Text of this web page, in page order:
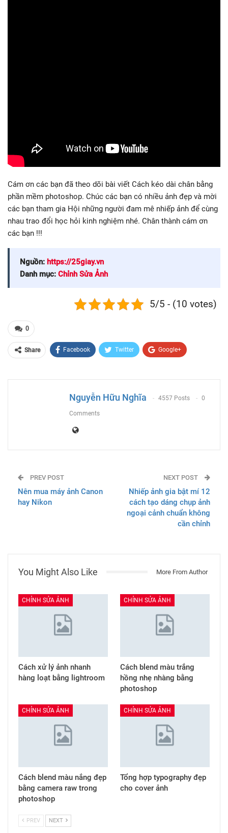
Cám ơn các bạn đã theo dõi bài viết Cách kéo dài chân bằng
phần mềm photoshop. Chúc các bạn có nhiều ảnh đẹp và mời
các bạn tham gia Hội những người đam mê nhiếp ảnh để cùng
nhau trao đổi học hỏi kinh nghiệm nhé. Chân thành cám ơn
các bạn !!!
Nguồn: https://25giay.vn
Danh mục: Chỉnh Sửa Ảnh
5/5 - (10 votes)
0
Share Facebook Twitter Google+
Nguyễn Hữu Nghĩa 4557 Posts 0
Comments
PREV POST
Nên mua máy ảnh Canon
hay Nikon
NEXT POST
Nhiếp ảnh gia bật mí 12
cách tạo dáng chụp ảnh
ngoại cảnh chuẩn không
cần chỉnh
You Might Also Like More From Author
CHỈNH SỬA ẢNH
Cách xử lý ảnh nhanh
hàng loạt bằng lightroom
CHỈNH SỬA ẢNH
Cách blend màu trắng
hồng nhẹ nhàng bằng
photoshop
CHỈNH SỬA ẢNH
Cách blend màu nắng đẹp
bằng camera raw trong
photoshop
CHỈNH SỬA ẢNH
Tổng hợp typography đẹp
cho cover ảnh
PREV NEXT